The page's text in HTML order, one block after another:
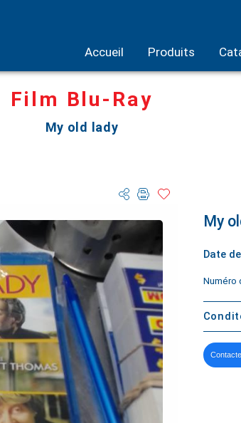
Accueil Produits
Film Blu-Ray
My old lady
My
Date
Numéro